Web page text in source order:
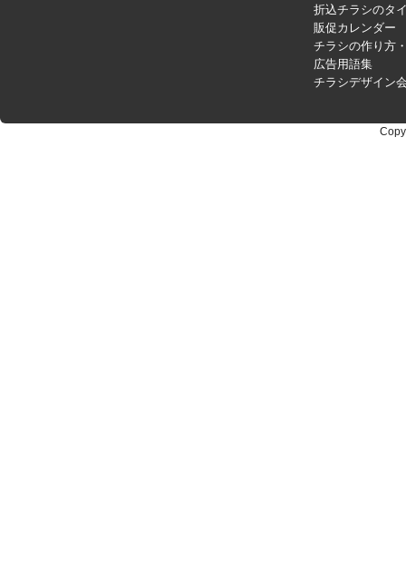
折込チラシのタ
販促カレンダー
チラシの作り方
広告用語集
チラシデザイン